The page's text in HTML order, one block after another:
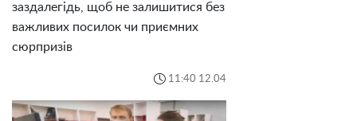
заздалегідь, щоб не залишитися без
важливих посилок чи приємних
сюрпризів
11:40 12.04